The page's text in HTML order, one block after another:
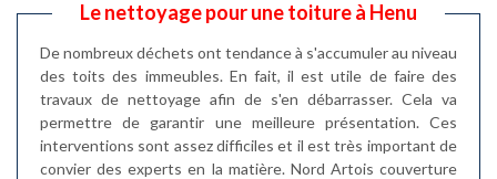
Le nettoyage pour une toiture à Henu
De nombreux déchets ont tendance à s'accumuler au niveau
des toits des immeubles. En fait, il est utile de faire des
travaux de nettoyage afin de s'en débarrasser. Cela va
permettre de garantir une meilleure présentation. Ces
interventions sont assez difficiles et il est très important de
convier des experts en la matière. Nord Artois couverture